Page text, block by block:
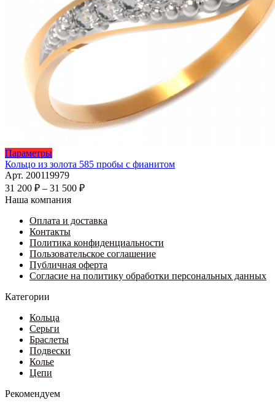
ПараметрыЭтот
товар
имеет
несколько
вариаций.
можно
выбрать
на
странице
товара.
Кольцо из золота 585 пробы с фианитом
Арт. 200119979
31 200 ₽ – 31 500 ₽Диапазон
200 ₽
31
500 ₽
Наша компания
Оплата и доставка
Контакты
Политика конфиденциальности
Пользовательское соглашение
Публичная оферта
Согласие на политику обработки персональных данных
Категории
Кольца
Серьги
Браслеты
Подвески
Колье
Цепи
Рекомендуем